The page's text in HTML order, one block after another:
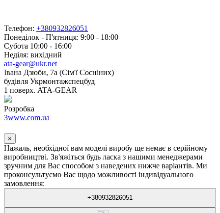
Телефон: +380932826051
Понеділок - П'ятниця: 9:00 - 18:00
Субота 10:00 - 16:00
Неділя: вихідний
ata-gear@ukr.net
Івана Дзюби, 7а (Сім'ї Сосніних)
будівля Укрмонтажспецбуд
1 поверх. ATA-GEAR
Розробка
3www.com.ua
×
Нажаль, необхідної вам моделі виробу ще немає в серійному
виробництві. Зв'яжіться будь ласка з нашими менеджерами
зручним для Вас способом з наведених нижче варіантів. Ми
проконсультуємо Вас щодо можливості індивідуального
замовлення:
+380932826051